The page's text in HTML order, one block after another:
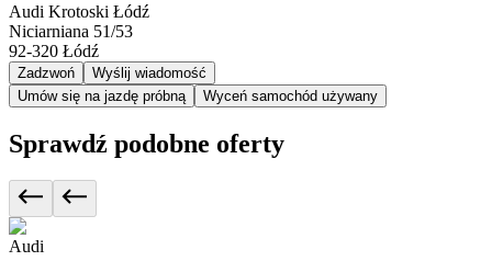
Audi Krotoski Łódź
Niciarniana 51/53
92-320 Łódź
Zadzwoń
Wyślij wiadomość
Umów się na jazdę próbną
Wyceń samochód używany
Sprawdź podobne oferty
Audi